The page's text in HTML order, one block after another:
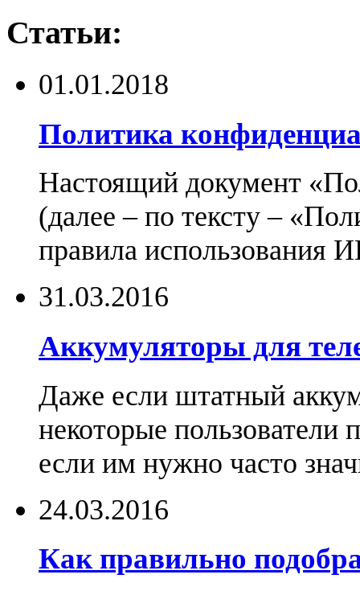
Статьи:
01.01.2018
Политика
Настоящий документ
(далее – по тексту –
правила использования
31.03.2016
Аккумуляторы для
Даже если штатный
некоторые пользователи
если им нужно часто
24.03.2016
Как правильно